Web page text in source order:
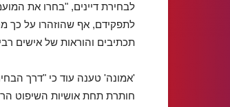
לבחירת דיינים, "בחרו את
לתפקידם, אף שהוזהרו על כך
תכתיבים והוראות של אישים
'אמונה' טענה עוד כי "דרך
חותרת תחת אושיות השיפוט